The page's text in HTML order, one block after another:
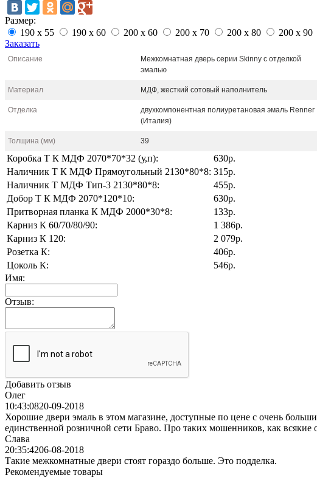
Размер:
190 x 55
190 x 60 200 x 60 200 x 70 200 x 80
200 x 90
Заказать
Описание
Межкомнатная дверь серии Skinny с отделкой
эмалью
Материал МДФ, жесткий сотовый наполнитель
Отделка
двухкомпонентная полиуретановая эмаль Renner
(Италия)
Толщина (мм) 39
Коробка Т К МДФ 2070*70*32 (у,п):
630р.
Наличник Т К МДФ Прямоугольный 2130*80*8: 315р.
Наличник Т МДФ Тип-3 2130*80*8:
455р.
Добор Т К МДФ 2070*120*10:
630р.
Притворная планка К МДФ 2000*30*8:
133р.
Карниз К 60/70/80/90:
1 386р.
Карниз К 120:
2 079р.
Розетка К:
406р.
Цоколь К:
546р.
Имя:
Отзыв:
Добавить отзыв
Олег
10:43:0820-09-2018
Хорошие двери эмаль в этом магазине, доступные по цене с очень
единственной розничной сети Браво. Про таких мошенников, как всякие
Слава
20:35:4206-08-2018
Такие межкомнатные двери стоят гораздо больше. Это подделка.
Рекомендуемые товары